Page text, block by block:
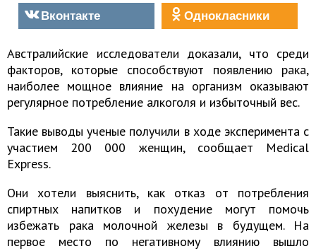
Вконтакте
Однокласники
Австралийские исследователи доказали, что среди
факторов, которые способствуют появлению рака,
наиболее мощное влияние на организм оказывают
регулярное потребление алкоголя и избыточный вес.
Такие выводы ученые получили в ходе эксперимента с
участием 200 000 женщин, сообщает Medical
Express.
Они хотели выяснить, как отказ от потребления
спиртных напитков и похудение могут помочь
избежать рака молочной железы в будущем. На
первое место по негативному влиянию вышло